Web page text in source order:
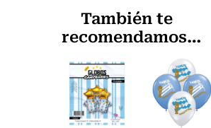
También te
recomendamos…